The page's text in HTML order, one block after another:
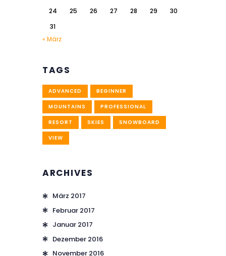
24
25 26 27 28 29
30
31
« März
TAGS
ADVANCED BEGINNER
MOUNTAINS PROFESSIONAL
RESORT SKIES SNOWBOARD
VIEW
ARCHIVES
März 2017
Februar 2017
Januar 2017
Dezember 2016
November 2016